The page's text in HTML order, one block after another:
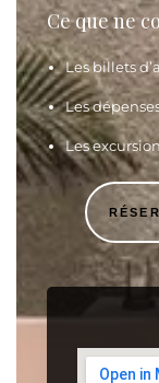
Ce que ne
Les billets
Les
Les